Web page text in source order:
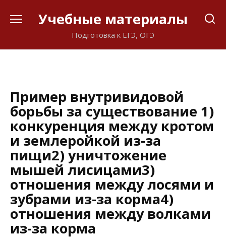
Учебные материалы
Подготовка к ЕГЭ, ОГЭ
Пример внутривидовой
борьбы за существование 1)
конкуренция между кротом
и землеройкой из-за
пищи2) уничтожение
мышей лисицами3)
отношения между лосями и
зубрами из-за корма4)
отношения между волками
из-за корма